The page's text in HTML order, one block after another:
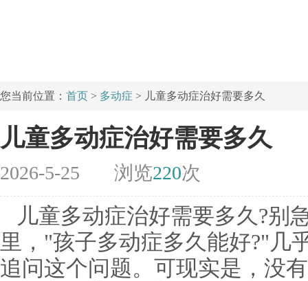
您当前位置： 首页 > 多动症 > 儿童多动症治好需要多久
儿童多动症治好需要多久
2026-5-25 浏览220次
儿童多动症治好需要多久?别
里，"孩子多动症多久能好?"几
追问这个问题。可现实是，没